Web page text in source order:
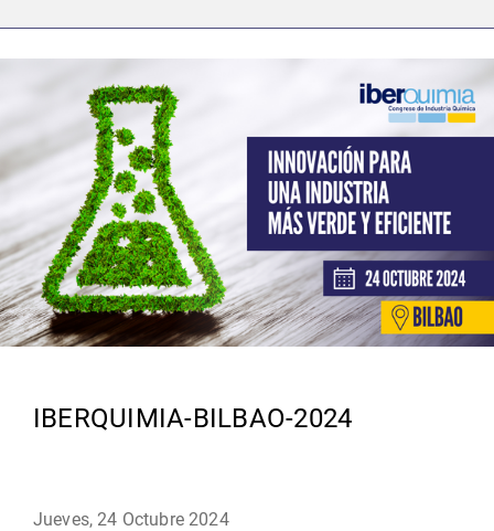
IBERQUIMIA-BILBAO-2024
Jueves, 24 Octubre 2024